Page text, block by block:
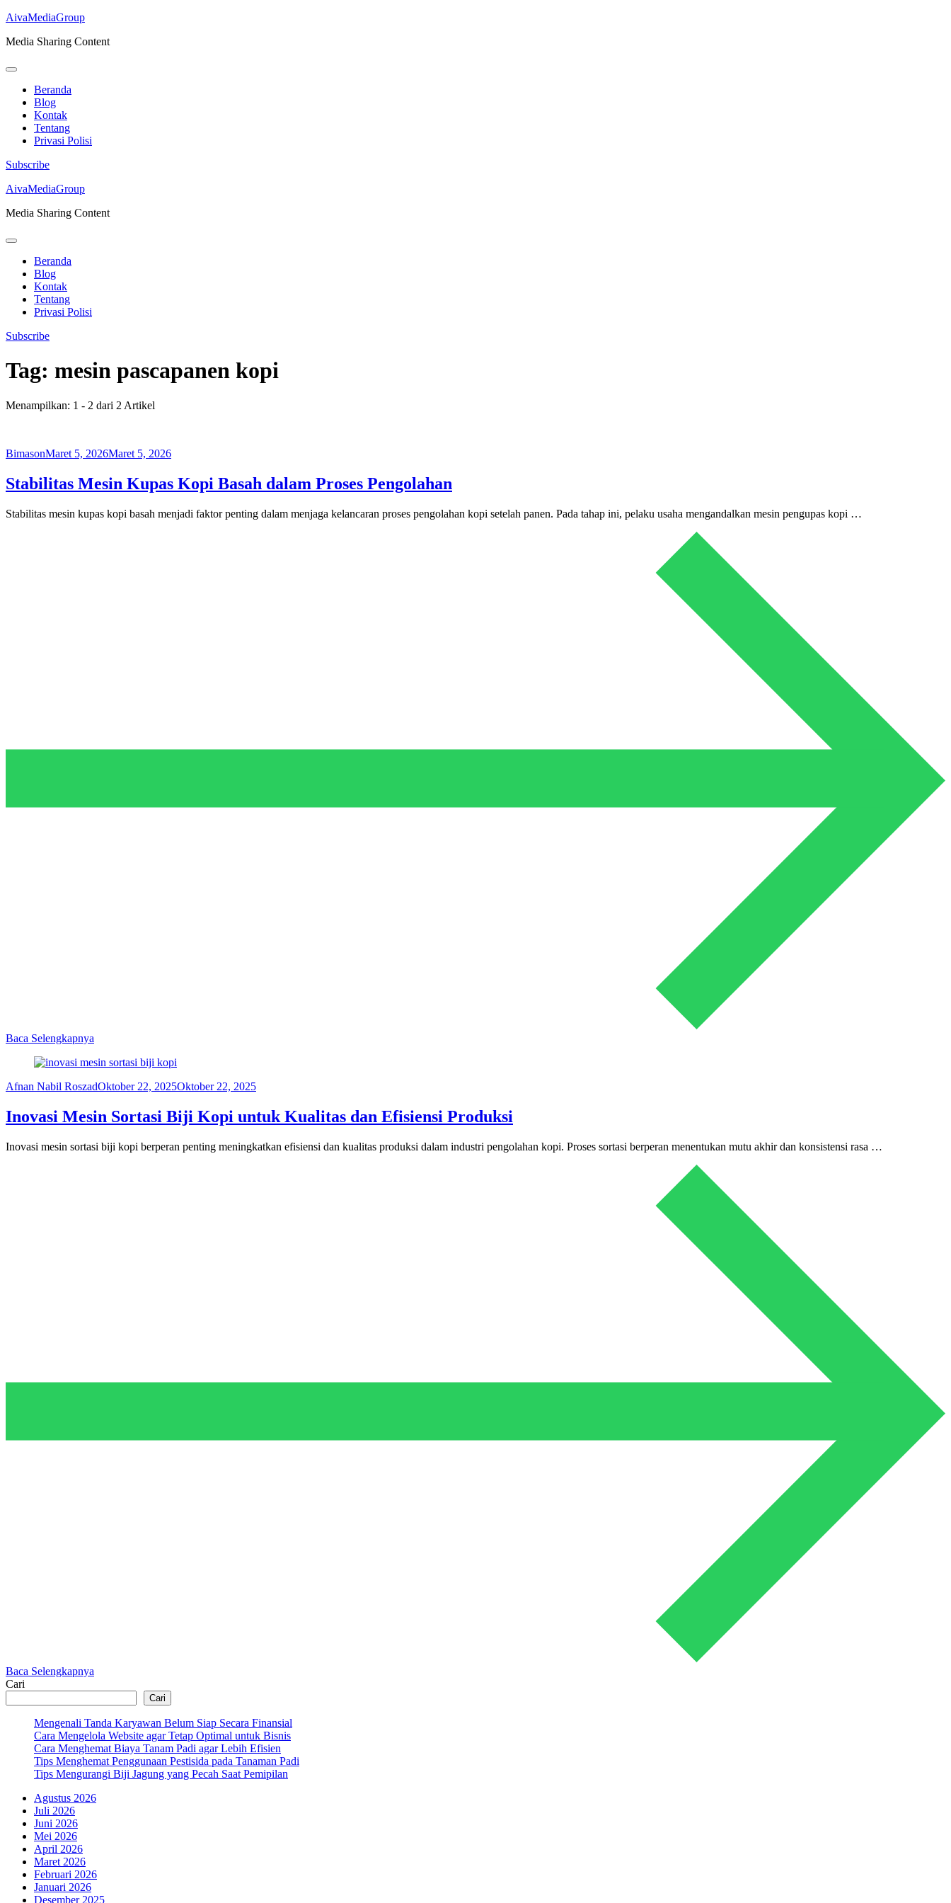
AivaMediaGroup
Media Sharing Content
Beranda
Blog
Kontak
Tentang
Privasi Polisi
Subscribe
Lompat
konten
Enter)
AivaMediaGroup
Media Sharing Content
Beranda
Blog
Kontak
Tentang
Privasi Polisi
Subscribe
Tag: mesin pascapanen kopi
Menampilkan: 1 - 2 dari 2 Artikel
BimasonMaret 5, 2026Maret 5, 2026
Stabilitas Mesin Kupas Kopi Basah dalam Proses Pengolahan
Stabilitas mesin kupas kopi basah menjadi faktor penting dalam menjaga kelancaran proses pengolahan kopi setelah panen. Pada tahap ini, pelaku usaha mengandalkan mesin pengupas kopi …
Baca Selengkapnya
Afnan Nabil RoszadOktober 22, 2025Oktober 22, 2025
Inovasi Mesin Sortasi Biji Kopi untuk Kualitas dan Efisiensi Produksi
Inovasi mesin sortasi biji kopi berperan penting meningkatkan efisiensi dan kualitas produksi dalam industri pengolahan kopi. Proses sortasi berperan menentukan mutu akhir dan konsistensi rasa …
Baca Selengkapnya
Cari
Cari
Mengenali Tanda Karyawan Belum Siap Secara Finansial
Cara Mengelola Website agar Tetap Optimal untuk Bisnis
Cara Menghemat Biaya Tanam Padi agar Lebih Efisien
Tips Menghemat Penggunaan Pestisida pada Tanaman Padi
Tips Mengurangi Biji Jagung yang Pecah Saat Pemipilan
Agustus 2026
Juli 2026
Juni 2026
Mei 2026
April 2026
Maret 2026
Februari 2026
Januari 2026
Desember 2025